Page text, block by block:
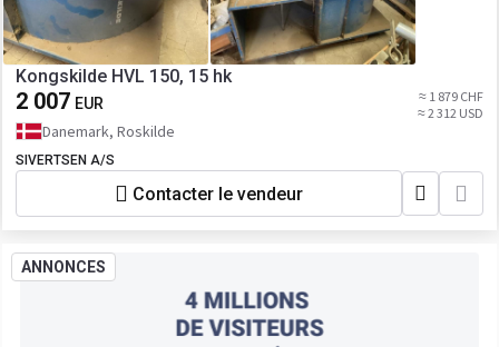
Kongskilde HVL 150, 15 hk
2 007 EUR
≈ 1 879 CHF
≈ 2 312 USD
Danemark, Roskilde
SIVERTSEN A/S
Contacter le vendeur
ANNONCES